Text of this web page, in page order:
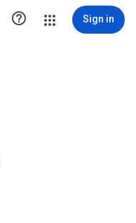
 Sign in